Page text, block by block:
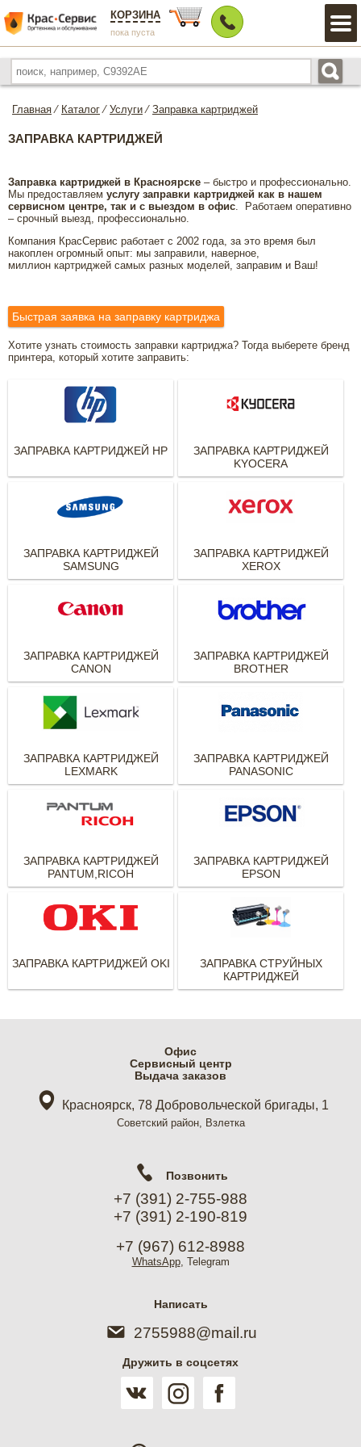
КОРЗИНА
пока пуста
Главная ⁄ Каталог ⁄ Услуги ⁄ Заправка картриджей
ЗАПРАВКА КАРТРИДЖЕЙ
Заправка картриджей в Красноярске – быстро и профессионально.
Мы предоставляем услугу заправки картриджей как в нашем
сервисном центре, так и с выездом в офис. Работаем оперативно
– срочный выезд, профессионально.
Компания КрасСервис работает с 2002 года, за это время был
накоплен огромный опыт: мы заправили, наверное,
миллион картриджей самых разных моделей, заправим и Ваш!
Быстрая заявка на заправку картриджа
Хотите узнать стоимость заправки картриджа? Тогда выберете бренд
принтера, который хотите заправить:
ЗАПРАВКА КАРТРИДЖЕЙ HP
ЗАПРАВКА КАРТРИДЖЕЙ
KYOCERA
ЗАПРАВКА КАРТРИДЖЕЙ
SAMSUNG
ЗАПРАВКА КАРТРИДЖЕЙ
XEROX
ЗАПРАВКА КАРТРИДЖЕЙ
CANON
ЗАПРАВКА КАРТРИДЖЕЙ
BROTHER
ЗАПРАВКА КАРТРИДЖЕЙ
LEXMARK
ЗАПРАВКА КАРТРИДЖЕЙ
PANASONIC
ЗАПРАВКА КАРТРИДЖЕЙ
PANTUM,RICOH
ЗАПРАВКА КАРТРИДЖЕЙ
EPSON
ЗАПРАВКА КАРТРИДЖЕЙ OKI
ЗАПРАВКА СТРУЙНЫХ
КАРТРИДЖЕЙ
Офис
Cервисный центр
Выдача заказов
Красноярск, 78 Добровольческой бригады, 1
Советский район, Взлетка
Позвонить
+7 (391) 2-755-988
+7 (391) 2-190-819
+7 (967) 612-8988
WhatsApp, Telegram
Написать
2755988@mail.ru
Дружить в соцсетях